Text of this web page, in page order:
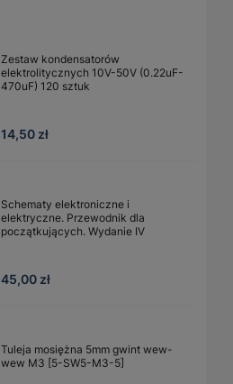
Zestaw kondensatorów
elektrolitycznych 10V-50V (0.22uF-
470uF) 120 sztuk
14,50 zł
Schematy elektroniczne i
elektryczne. Przewodnik dla
początkujących. Wydanie IV
45,00 zł
Tuleja mosiężna 5mm gwint wew-
wew M3 [5-SW5-M3-5]